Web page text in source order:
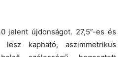
jelent újdonságot. 27,5”-es és
lesz kapható, aszimmetrikus